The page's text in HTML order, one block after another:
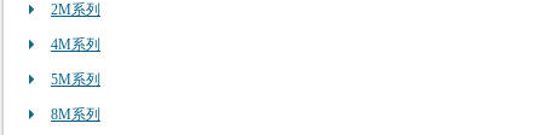
2M系列
4M系列
5M系列
8M系列